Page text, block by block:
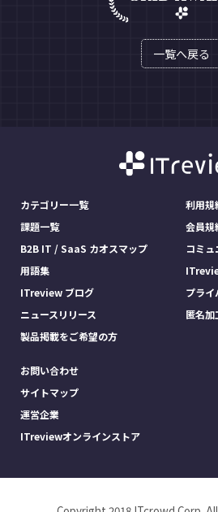
一覧へ戻る
カテゴリー一覧
課題一覧
B2B IT / SaaS カオスマップ
用語集
ITreview ブログ
ニュースリリース
製品掲載をご希望の方
利用規
会員規
コミ
プライ
匿名加
お問い合わせ
サイトマップ
運営企業
ITreviewオンラインストア